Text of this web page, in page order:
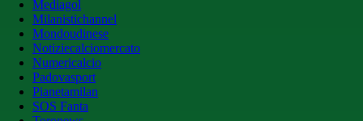
Mediagol
Milanistichannel
Mondoudinese
Notiziecalciomercato
Numericalcio
Padovasport
Pianetamilan
SOS Fanta